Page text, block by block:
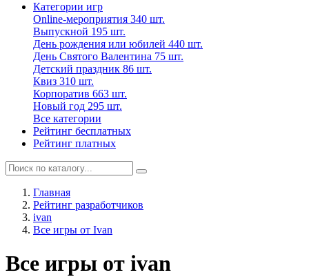
Категории игр
Online-мероприятия 340 шт.
Выпускной 195 шт.
День рождения или юбилей 440 шт.
День Святого Валентина 75 шт.
Детский праздник 86 шт.
Квиз 310 шт.
Корпоратив 663 шт.
Новый год 295 шт.
Все категории
Рейтинг бесплатных
Рейтинг платных
Главная
Рейтинг разработчиков
ivan
Все игры от Ivan
Все игры от ivan